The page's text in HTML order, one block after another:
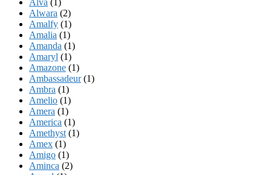
Alwara (2)
Amalfy (1)
Amalia (1)
Amanda (1)
Amaryl (1)
Amazone (1)
Ambassadeur(1)
Ambra (1)
Amelio (1)
Amera (1)
America (1)
Amethyst (1)
Amex (1)
Amigo (1)
Aminca (2)